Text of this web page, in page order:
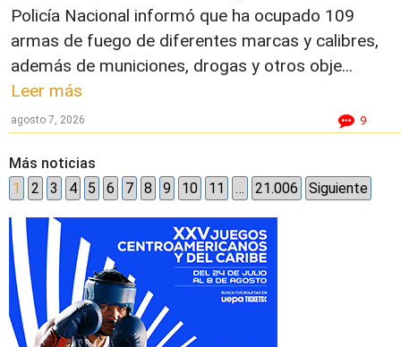
Policía Nacional informó que ha ocupado 109
armas de fuego de diferentes marcas y calibres,
además de municiones, drogas y otros obje...
Leer más
agosto 7, 2026 9
Más noticias
1
2 3 4 5 6 7 8 9 10 11 … 21.006 Siguiente